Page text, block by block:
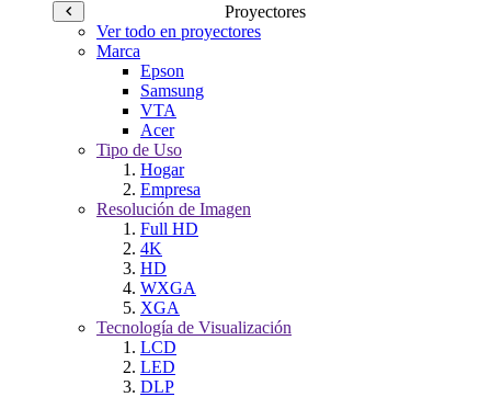
Proyectores
Ver todo en proyectores
Marca
Epson
Samsung
VTA
Acer
Tipo de Uso
Hogar
Empresa
Resolución de Imagen
Full HD
4K
HD
WXGA
XGA
Tecnología de Visualización
LCD
LED
DLP